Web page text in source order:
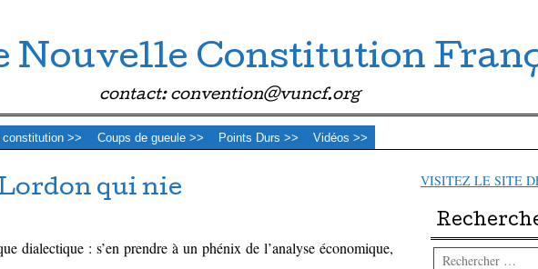
Nouvelle Constitution
contact: convention@vuncf.org
>> Coups de gueule >> Points Durs >> Vidéos >>
qui nie
dialectique : s’en prendre à un phénix de l’analyse économique,
VISITEZ LE SITE
Rechercher